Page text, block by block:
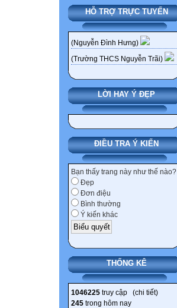
HỖ TRỢ TRỰC TUYẾN
(Nguyễn Đình Hưng)
(Trường THCS Nguyễn Trãi)
LỜI HAY Ý ĐẸP
ĐIỀU TRA Ý KIẾN
Bạn thấy trang này như thế nào?
Đẹp
Đơn điệu
Bình thường
Ý kiến khác
THỐNG KÊ
1046225 truy cập (chi tiết)
245 trong hôm nay